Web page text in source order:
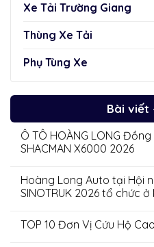
Xe Tải Trường Giang
Thùng Xe Tải
Phụ Tùng Xe
Bài viết
Ô TÔ HOÀNG LONG
SHACMAN X6000 2026
Hoàng Long Auto tại Hội
SINOTRUK 2026 tổ chức ở
TOP 10 Đơn Vị Cứu Hộ